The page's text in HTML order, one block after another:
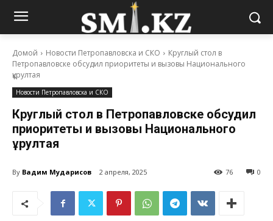
Домой Новости Петропавловска и СКО
Круглый стол в
Петропавловске обсудил приоритеты и вызовы Национального
құрултая
Новости Петропавловска и СКО
Круглый стол в Петропавловске обсудил
приоритеты и вызовы Национального
құрултая
By Вадим Мударисов 2 апреля, 2025 0
76